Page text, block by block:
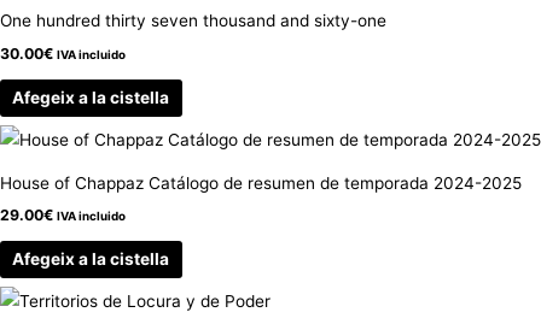
One hundred thirty seven thousand and sixty-one
30.00€ IVA incluido
Afegeix a la cistella
House of Chappaz Catálogo de resumen de temporada 2024-2025
29.00€ IVA incluido
Afegeix a la cistella